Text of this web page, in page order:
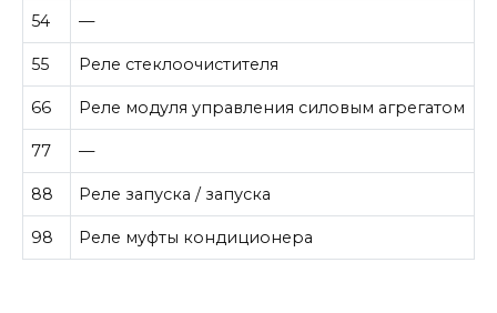
54 —
55 Реле стеклоочистителя
66 Реле модуля управления силовым агрегатом
77 —
88 Реле запуска / запуска
98 Реле муфты кондиционера